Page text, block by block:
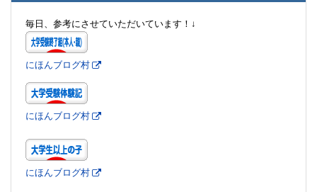
毎日、参考にさせていただいています！↓
にほんブログ村
にほんブログ村
にほんブログ村